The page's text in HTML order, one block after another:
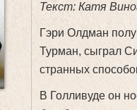
Текст: Катя
Гэри Олдман
Турман, сыграл
странных
В Голливуде он